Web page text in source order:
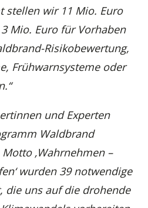
stellen wir 11 Mio. Euro
Mio. Euro für Vorhaben
Risikobewertung,
Frühwarnsysteme oder
und Experten
Waldbrand
‚Wahrnehmen –
wurden 39 notwendige
die uns auf die drohende